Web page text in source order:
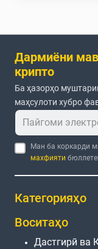
Дармиёни
крипто
Ба ҳазорҳо
маҳсулоти хубро
Ман ба коркарди
махфияти
Категорияҳо
Воситаҳо
Дастгирӣ ва